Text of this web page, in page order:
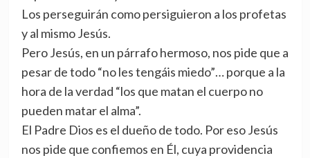
Los perseguirán como persiguieron a los profetas
y al mismo Jesús.
Pero Jesús, en un párrafo hermoso, nos pide que a
pesar de todo “no les tengáis miedo”… porque a la
hora de la verdad “los que matan el cuerpo no
pueden matar el alma”.
El Padre Dios es el dueño de todo. Por eso Jesús
nos pide que confiemos en Él, cuya providencia